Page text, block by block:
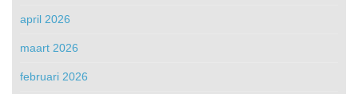
april 2026
maart 2026
februari 2026